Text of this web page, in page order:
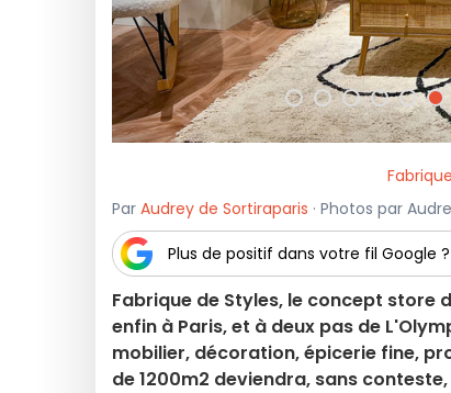
Par Audrey de Sortiraparis · Photos par
Plus de positif dans votre fil Google
Fabrique de Styles, le concept store
enfin à Paris, et à deux pas de
mobilier, décoration, épicerie fine,
de 1200m2 deviendra, sans